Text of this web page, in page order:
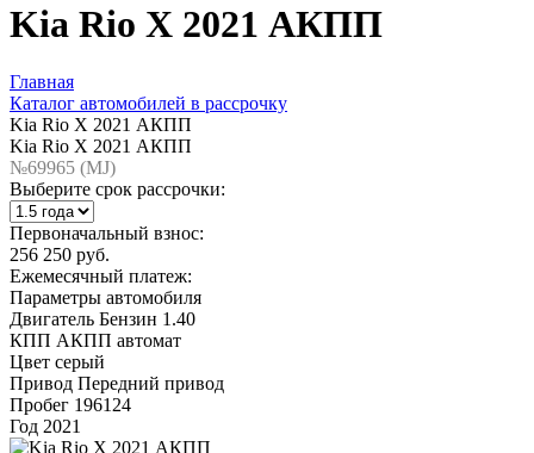
Kia Rio X 2021 АКПП
Главная
Каталог автомобилей в рассрочку
Kia Rio X 2021 АКПП
Kia Rio X 2021 АКПП
№69965 (МJ)
Выберите срок рассрочки:
Первоначальный взнос:
256 250 руб.
Ежемесячный платеж:
Параметры автомобиля
Двигатель Бензин 1.40
КПП АКПП автомат
Цвет серый
Привод Передний привод
Пробег 196124
Год 2021